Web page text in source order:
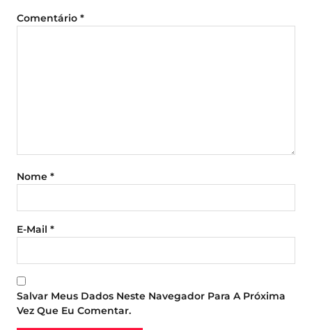
Comentário *
Nome *
E-Mail *
Salvar Meus Dados Neste Navegador Para A Próxima
Vez Que Eu Comentar.